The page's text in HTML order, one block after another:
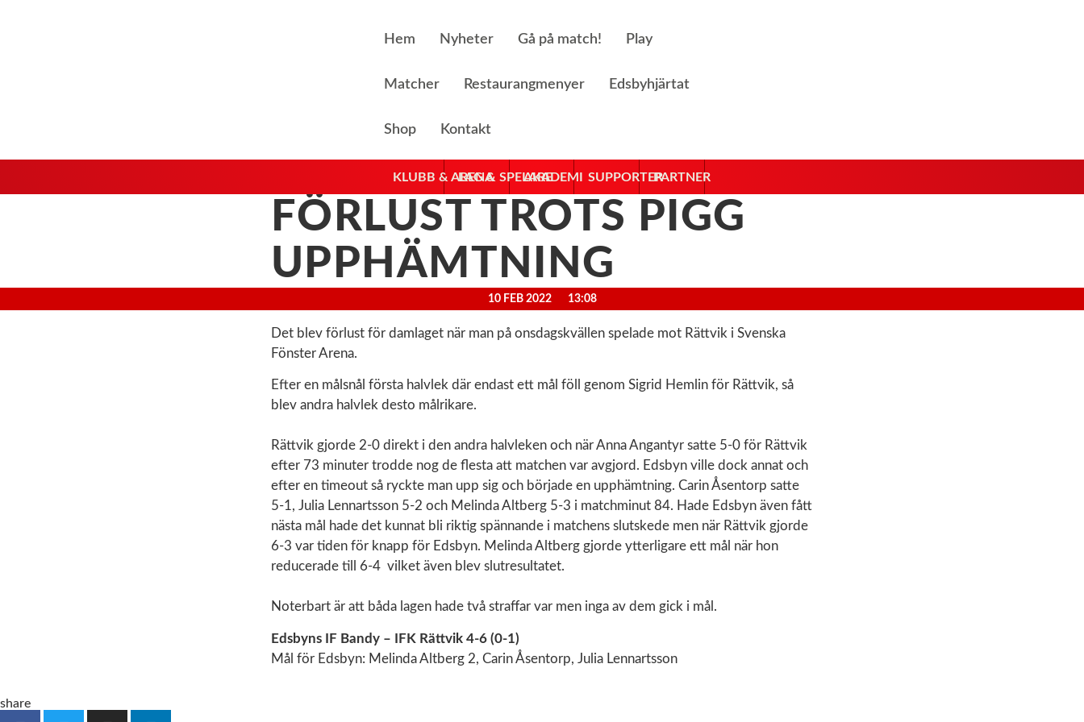
Hem Nyheter Gå på match! Play
Matcher Restaurangmenyer Edsbyhjärtat
Shop Kontakt
KLUBB & ARENALAG & SPELAREAKADEMI SUPPORTERPARTNER
FÖRLUST TROTS PIGG
UPPHÄMTNING
10 FEB 2022 13:08
Det blev förlust för damlaget när man på onsdagskvällen spelade mot Rättvik i Svenska
Fönster Arena.
Efter en målsnål första halvlek där endast ett mål föll genom Sigrid Hemlin för Rättvik, så
blev andra halvlek desto målrikare.
Rättvik gjorde 2-0 direkt i den andra halvleken och när Anna Angantyr satte 5-0 för Rättvik
efter 73 minuter trodde nog de flesta att matchen var avgjord. Edsbyn ville dock annat och
efter en timeout så ryckte man upp sig och började en upphämtning. Carin Åsentorp satte
5-1, Julia Lennartsson 5-2 och Melinda Altberg 5-3 i matchminut 84. Hade Edsbyn även fått
nästa mål hade det kunnat bli riktig spännande i matchens slutskede men när Rättvik gjorde
6-3 var tiden för knapp för Edsbyn. Melinda Altberg gjorde ytterligare ett mål när hon
reducerade till 6-4 vilket även blev slutresultatet.
Noterbart är att båda lagen hade två straffar var men inga av dem gick i mål.
Edsbyns IF Bandy – IFK Rättvik 4-6 (0-1)
Mål för Edsbyn: Melinda Altberg 2, Carin Åsentorp, Julia Lennartsson
share